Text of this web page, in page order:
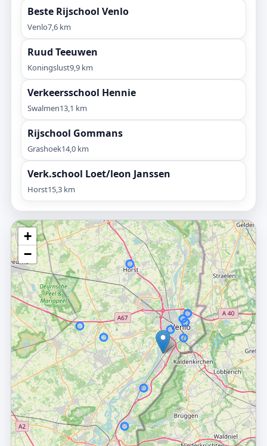
Beste Rijschool Venlo
Venlo7,6 km
Ruud Teeuwen
Koningslust9,9 km
Verkeersschool Hennie
Swalmen13,1 km
Rijschool Gommans
Grashoek14,0 km
Verk.school Loet/leon Janssen
Horst15,3 km
+
−